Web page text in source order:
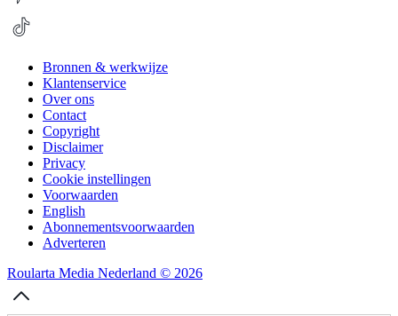
Bronnen & werkwijze
Klantenservice
Over ons
Contact
Copyright
Disclaimer
Privacy
Cookie instellingen
Voorwaarden
English
Abonnementsvoorwaarden
Adverteren
Roularta Media Nederland © 2026